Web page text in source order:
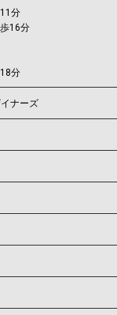
分
歩16分
分
ナーズ